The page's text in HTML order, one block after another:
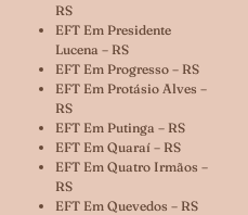
RS
EFT Em Presidente
Lucena – RS
EFT Em Progresso – RS
EFT Em Protásio Alves –
RS
EFT Em Putinga – RS
EFT Em Quaraí – RS
EFT Em Quatro Irmãos –
RS
EFT Em Quevedos – RS